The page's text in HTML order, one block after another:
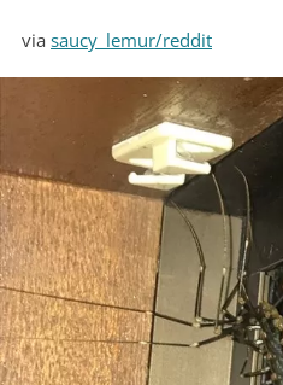
via saucy_lemur/reddit